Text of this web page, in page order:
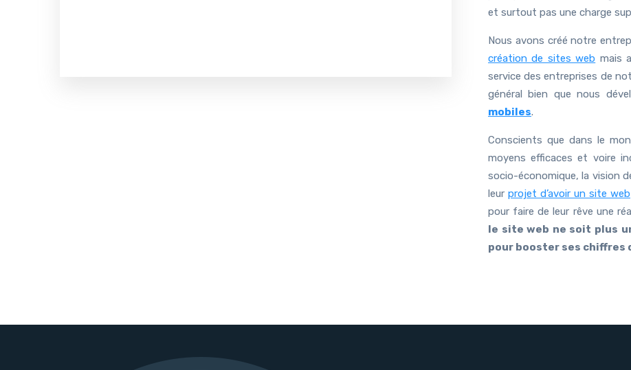
et surtout pas une charge
Nous avons créé notre
création de sites web mais
service des entreprises de
général bien que nous
mobiles.
Conscients que dans le
moyens efficaces et voire
socio-économique, la vision
leur projet d’avoir un site web
pour faire de leur rêve une
le site web ne soit plus
pour booster ses chiffres